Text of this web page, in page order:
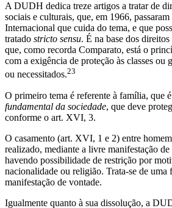
A DUDH dedica treze artigos a tratar de
sociais e culturais, que, em 1966,
Internacional que cuida do tema, e que
tratado stricto sensu. É na base dos
que, como recorda Comparato, está o
com a exigência de proteção às classes ou
ou necessitados.23
O primeiro tema é referente à família, que
fundamental da sociedade, que deve
conforme o art. XVI, 3.
O casamento (art. XVI, 1 e 2) entre
realizado, mediante a livre manifestação
havendo possibilidade de restrição por
nacionalidade ou religião. Trata-se de uma
manifestação de vontade.
Igualmente quanto à sua dissolução, a